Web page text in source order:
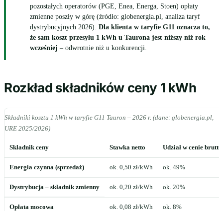
pozostałych operatorów (PGE, Enea, Energa, Stoen) opłaty
zmienne poszły w górę (źródło: globenergia.pl, analiza taryf
dystrybucyjnych 2026). Dla klienta w taryfie G11 oznacza to,
że sam koszt przesyłu 1 kWh u Taurona jest niższy niż rok
wcześniej – odwrotnie niż u konkurencji.
Rozkład składników ceny 1 kWh
Składniki kosztu 1 kWh w taryfie G11 Tauron – 2026 r. (dane: globenergia.pl,
URE 2025/2026)
Składnik ceny Stawka netto Udział w cenie brutto
Energia czynna (sprzedaż) ok. 0,50 zł/kWh ok. 49%
Dystrybucja – składnik zmienny ok. 0,20 zł/kWh ok. 20%
Opłata mocowa ok. 0,08 zł/kWh ok. 8%